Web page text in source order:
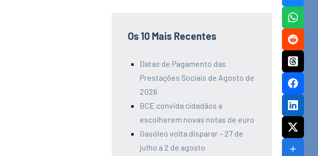
Os 10 Mais Recentes
Datas de Pagamento das
Prestações Sociais de Agosto de
2026
BCE convida cidadãos a
escolherem novas notas de euro
Gasóleo volta disparar – 27 de
julho a 2 de agosto